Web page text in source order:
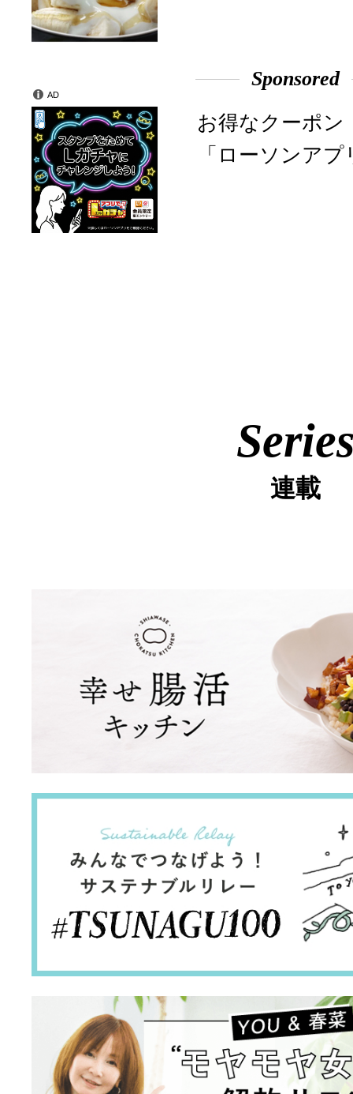
Sponsored
お得なクーポン
「ローソンア
AD
連載